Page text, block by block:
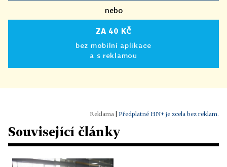
nebo
ZA 40 KČ
bez mobilní aplikace
a s reklamou
Předplatné HN+ je zcela bez reklam.
Související články